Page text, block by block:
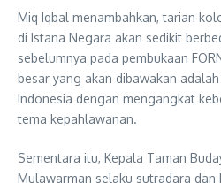
Miq Iqbal menambahkan, tarian
di Istana Negara akan sedikit
sebelumnya pada pembukaan
besar yang akan dibawakan
Indonesia dengan mengangkat
tema kepahlawanan.
Sementara itu, Kepala Taman
Mulawarman selaku sutradara